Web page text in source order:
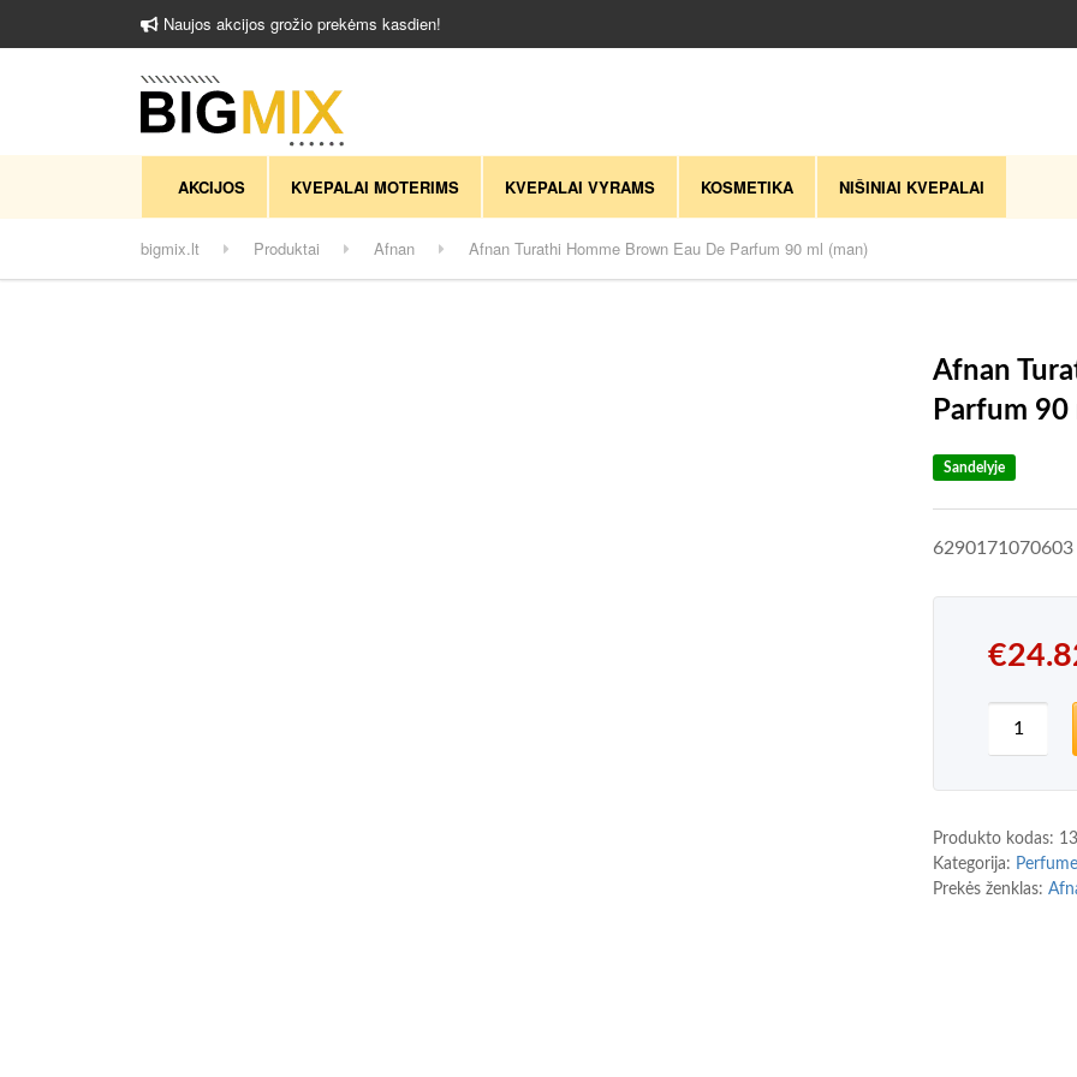
Naujos akcijos grožio prekėms kasdien!
AKCIJOS KVEPALAI MOTERIMS KVEPALAI VYRAMS KOSMETIKA NIŠINIAI KVEPALAI
bigmix.lt Produktai Afnan Afnan Turathi Homme Brown Eau De Parfum 90 ml (man)
Afnan
Parfum 90
Sandelyje
6290171070603
€
Produkto kodas:
Kategorija:
Prekės ženklas: